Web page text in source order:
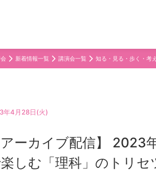
新着情報一覧 講演会一覧 知る・見る・歩く・考
年4月28日(火)
アーカイブ配信】 2023
しむ「理科」のトリセ